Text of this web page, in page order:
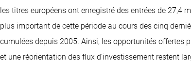
les titres européens ont enregistré des entrées de
plus important de cette période au cours des cinq
cumulées depuis 2005. Ainsi, les opportunités offertes
et une réorientation des flux d'investissement restent